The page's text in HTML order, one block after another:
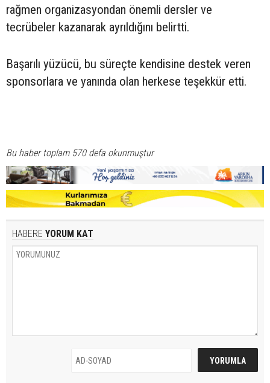
rağmen organizasyondan önemli dersler ve
tecrübeler kazanarak ayrıldığını belirtti.
Başarılı yüzücü, bu süreçte kendisine destek veren
sponsorlara ve yanında olan herkese teşekkür etti.
Bu haber toplam 570 defa okunmuştur
HABERE YORUM KAT